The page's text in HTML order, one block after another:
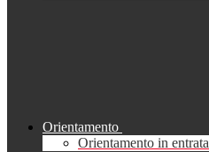
Orientamento
Orientamento in entrata